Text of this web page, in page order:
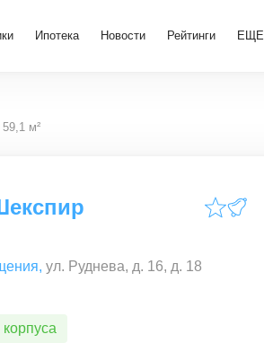
Ипотека Новости Рейтинги ЕЩЕ
59,1 м²
, ул. Руднева, д. 16, д. 18